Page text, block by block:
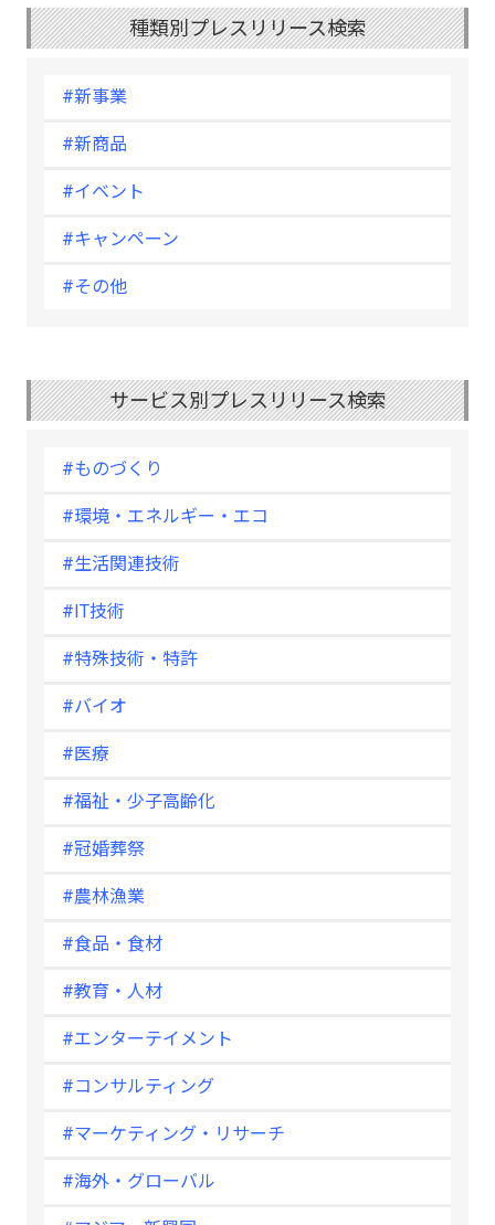
種類別プレスリリース検索
#新事業
#新商品
#イベント
#キャンペーン
#その他
サービス別プレスリリース検索
#ものづくり
#環境・エネルギー・エコ
#生活関連技術
#IT技術
#特殊技術・特許
#バイオ
#医療
#福祉・少子高齢化
#冠婚葬祭
#農林漁業
#食品・食材
#教育・人材
#エンターテイメント
#コンサルティング
#マーケティング・リサーチ
#海外・グローバル